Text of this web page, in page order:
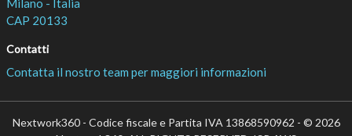
Milano - Italia
CAP 20133
Contatti
Contatta il nostro team per maggiori informazioni
Nextwork360 - Codice fiscale e Partita IVA 13868590962 - © 2026